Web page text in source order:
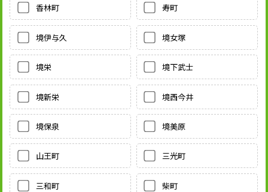
香林町 寿町
境伊与久 境女塚
境栄 境下武士
境新栄 境西今井
境保泉 境美原
山王町 三光町
三和町 柴町